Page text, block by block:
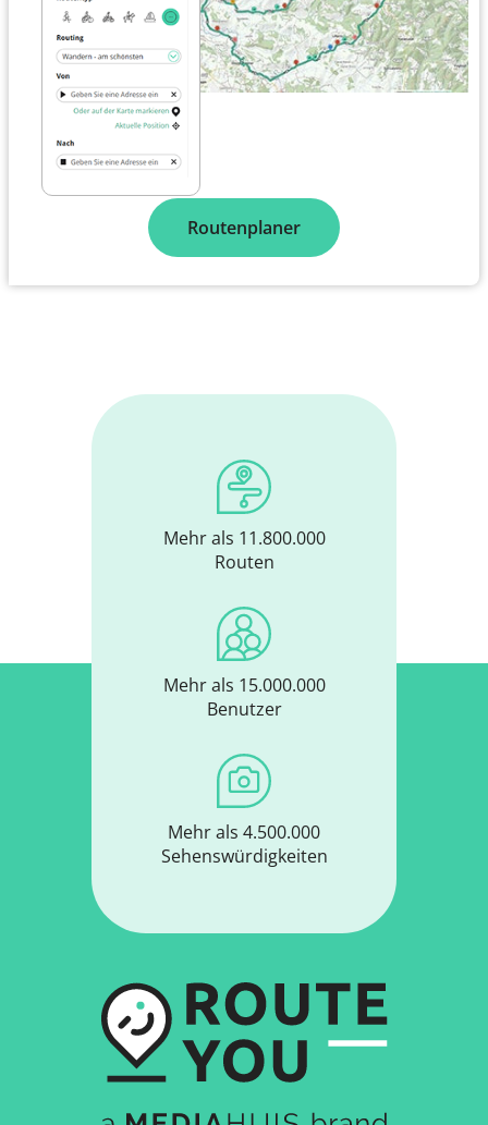
Routenplaner
Mehr als 11.800.000
Routen
Mehr als 15.000.000
Benutzer
Mehr als 4.500.000
Sehenswürdigkeiten